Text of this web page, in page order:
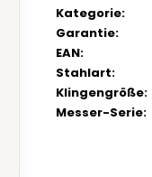
Kategorie:
Garantie:
EAN:
Stahlart:
Klingengröße:
Messer-Serie: